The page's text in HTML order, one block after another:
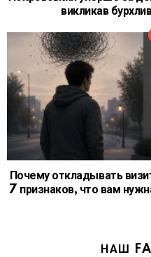
викликав
Почему откладывать
7 признаков, что вам
НАШ